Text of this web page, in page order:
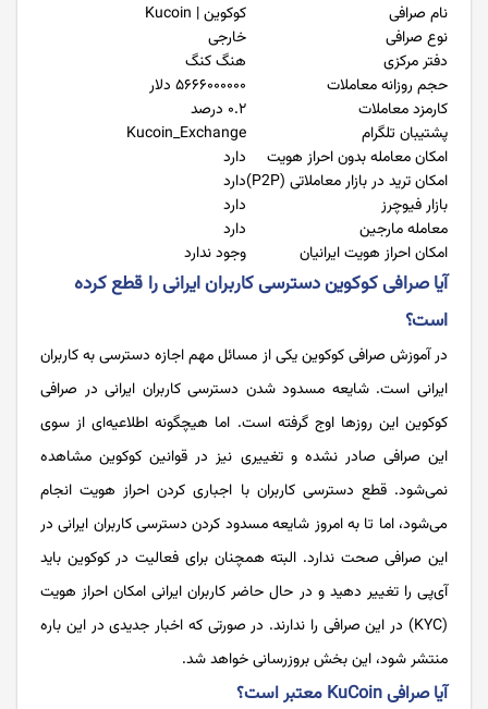
نام صرافی
کوکوین | Kucoin
نوع صرافی
خارجی
دفتر مرکزی
هنگ کنگ
حجم روزانه معاملات
۵۶۶۶۰۰۰۰۰۰ دلار
کارمزد معاملات
۰.۲ درصد
پشتیبان تلگرام
Kucoin_Exchange
امکان معامله بدون احراز هویت
دارد
امکان ترید در بازار معاملاتی (P2P)
دارد
بازار فیوچرز
دارد
معامله مارجین
دارد
امکان احراز هویت ایرانیان
وجود ندارد
آیا صرافی کوکوین دسترسی کاربران ایرانی را قطع کرده
است؟
در آموزش صرافی کوکوین یکی از مسائل مهم اجازه دسترسی به کاربران
ایرانی است. شایعه مسدود شدن دسترسی کاربران ایرانی در صرافی
کوکوین این روزها اوج گرفته است. اما هیچگونه اطلاعیه‌ای از سوی
این صرافی صادر نشده و تغییری نیز در قوانین کوکوین مشاهده
نمی‌شود. قطع دسترسی کاربران با اجباری کردن احراز هویت انجام
می‌شود، اما تا به امروز شایعه مسدود کردن دسترسی کاربران ایرانی در
این صرافی صحت ندارد. البته همچنان برای فعالیت در کوکوین باید
آی‌پی را تغییر دهید و در حال حاضر کاربران ایرانی امکان احراز هویت
(KYC) در این صرافی را ندارند. در صورتی که اخبار جدیدی در این باره
منتشر شود، این بخش بروزرسانی خواهد شد.
آیا صرافی KuCoin معتبر است؟